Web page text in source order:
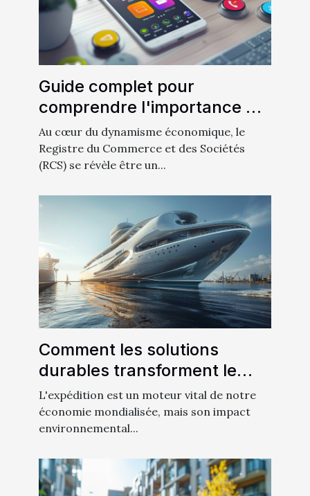
Guide complet pour
comprendre l'importance du
RCS dans le monde des
affaires
Au cœur du dynamisme économique, le
Registre du Commerce et des Sociétés
(RCS) se révèle être un...
Comment les solutions
durables transforment le
secteur de l'expédition
L'expédition est un moteur vital de notre
économie mondialisée, mais son impact
environnemental...